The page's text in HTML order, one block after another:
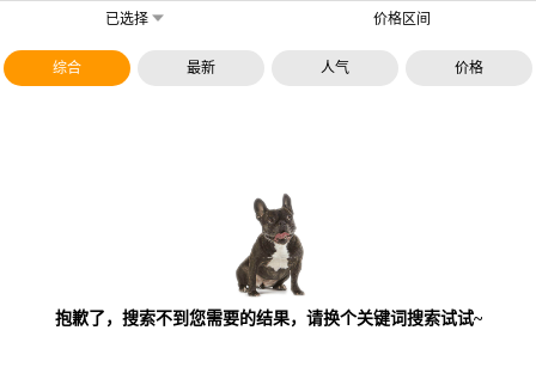
已选择 价格区间
综合 最新 人气 价格
抱歉了，搜索不到您需要的结果，请换个关键词搜索试试~